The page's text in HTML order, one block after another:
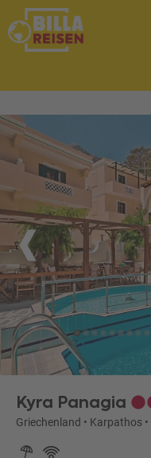
Kyra Panagia
Griechenland • Karpathos •